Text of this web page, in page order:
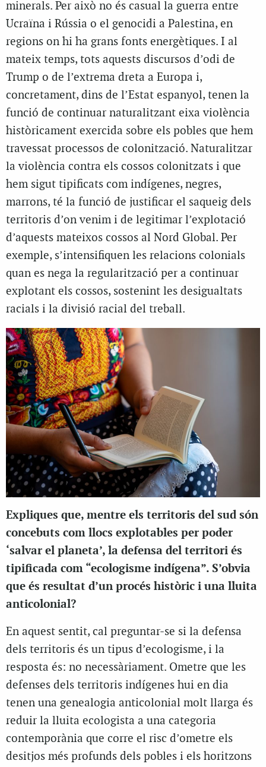
minerals. Per això no és casual la guerra entre
Ucraïna i Rússia o el genocidi a Palestina, en
regions on hi ha grans fonts energètiques. I al
mateix temps, tots aquests discursos d’odi de
Trump o de l’extrema dreta a Europa i,
concretament, dins de l’Estat espanyol, tenen la
funció de continuar naturalitzant eixa violència
històricament exercida sobre els pobles que hem
travessat processos de colonització. Naturalitzar
la violència contra els cossos colonitzats i que
hem sigut tipificats com indígenes, negres,
marrons, té la funció de justificar el saqueig dels
territoris d’on venim i de legitimar l’explotació
d’aquests mateixos cossos al Nord Global. Per
exemple, s’intensifiquen les relacions colonials
quan es nega la regularització per a continuar
explotant els cossos, sostenint les desigualtats
racials i la divisió racial del treball.
Expliques que, mentre els territoris del sud són
concebuts com llocs explotables per poder
‘salvar el planeta’, la defensa del territori és
tipificada com “ecologisme indígena”. S’obvia
que és resultat d’un procés històric i una lluita
anticolonial?
En aquest sentit, cal preguntar-se si la defensa
dels territoris és un tipus d’ecologisme, i la
resposta és: no necessàriament. Ometre que les
defenses dels territoris indígenes hui en dia
tenen una genealogia anticolonial molt llarga és
reduir la lluita ecologista a una categoria
contemporània que corre el risc d’ometre els
desitjos més profunds dels pobles i els horitzons